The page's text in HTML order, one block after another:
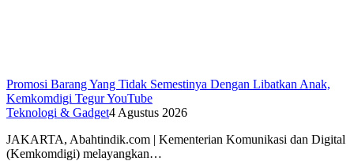
Promosi Barang Yang Tidak Semestinya Dengan Libatkan Anak,
Kemkomdigi Tegur YouTube
Teknologi & Gadget4 Agustus 2026
JAKARTA, Abahtindik.com | Kementerian Komunikasi dan Digital
(Kemkomdigi) melayangkan…